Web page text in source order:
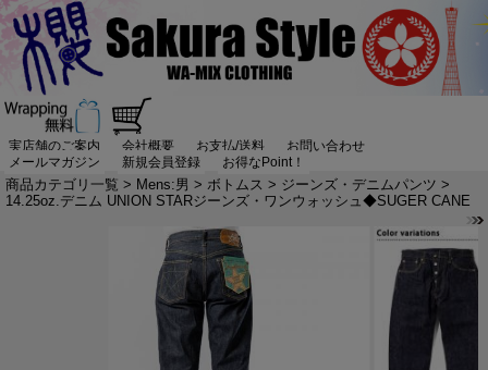
実店舗のご案内 会社概要 お支払/送料
お問い合わせ
メールマガジン
新規会員登録 お得なPoint！
商品カテゴリ一覧 > Mens:男 > ボトムス > ジーンズ・デニムパンツ >
14.25oz.デニム UNION STARジーンズ・ワンウォッシュ◆SUGER CANE